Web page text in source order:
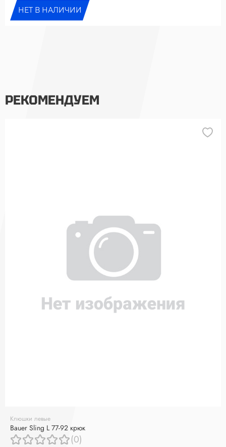
НЕТ В НАЛИЧИИ
РЕКОМЕНДУЕМ
Клюшки левые
Bauer Sling L 77-92 крюк
(0)